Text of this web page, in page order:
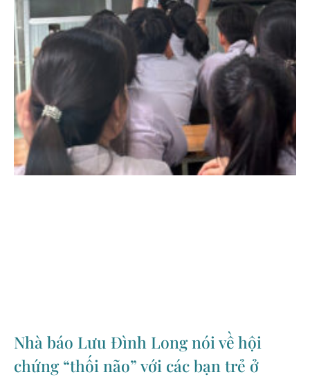
Nhà báo Lưu Đình Long nói về hội
chứng “thối não” với các bạn trẻ ở